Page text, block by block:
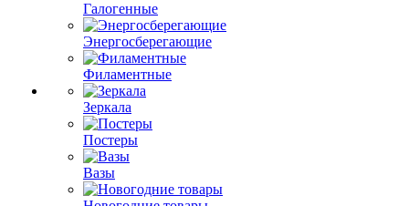
Галогенные
Энергосберегающие
Филаментные
Зеркала
Постеры
Вазы